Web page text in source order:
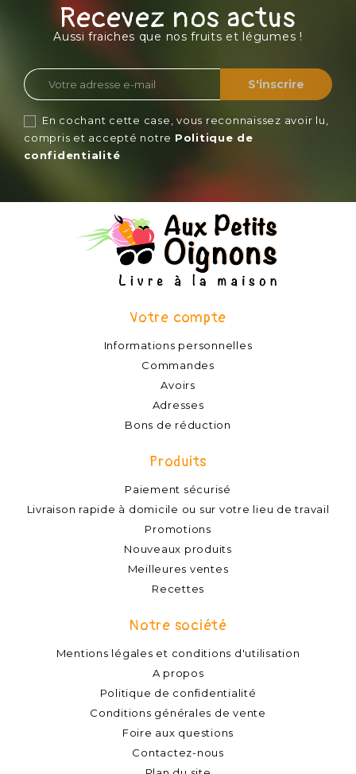
Recevez nos actus
Aussi fraiches que nos fruits et légumes !
En cochant cette case, vous reconnaissez avoir lu,
compris et accepté notre Politique de
confidentialité
Votre compte
Informations personnelles
Commandes
Avoirs
Adresses
Bons de réduction
Produits
Paiement sécurisé
Livraison rapide à domicile ou sur votre lieu de travail
Promotions
Nouveaux produits
Meilleures ventes
Recettes
Notre société
Mentions légales et conditions d'utilisation
A propos
Politique de confidentialité
Conditions générales de vente
Foire aux questions
Contactez-nous